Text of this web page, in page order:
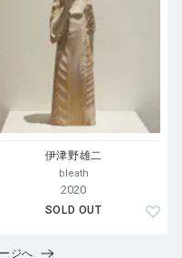
10 第1下村ビル1F
0031
伊津野雄二
bleath
2020
SOLD OUT
ジへ